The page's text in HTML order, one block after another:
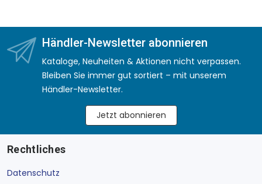
Händler-Newsletter abonnieren
Kataloge, Neuheiten & Aktionen nicht verpassen.
Bleiben Sie immer gut sortiert – mit unserem
Händler-Newsletter.
Jetzt abonnieren
Rechtliches
Datenschutz